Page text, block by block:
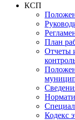
КСП
План
Отчеты
Кодекс